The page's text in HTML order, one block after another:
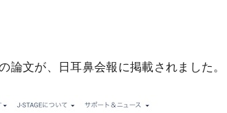
論文が、日耳鼻会報に掲載されました。